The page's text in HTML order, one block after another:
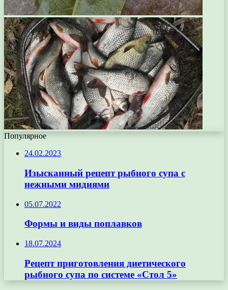
Популярное
24.02.2023
Изысканный рецепт рыбного супа с
нежными мидиями
05.07.2022
Формы и виды поплавков
18.07.2024
Рецепт приготовления диетического
рыбного супа по системе «Стол 5»